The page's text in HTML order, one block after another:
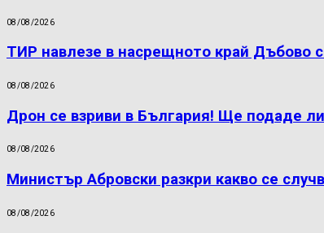
08/08/2026
ТИР навлезе в насрещното край Дъбово
08/08/2026
Дрон се взриви в България! Ще подаде
08/08/2026
Министър Абровски разкри какво се
08/08/2026